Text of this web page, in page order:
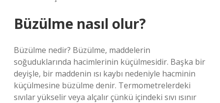
Büzülme nasıl olur?
Büzülme nedir? Büzülme, maddelerin
soğuduklarında hacimlerinin küçülmesidir. Başka bir
deyişle, bir maddenin ısı kaybı nedeniyle hacminin
küçülmesine büzülme denir. Termometrelerdeki
sıvılar yükselir veya alçalır çünkü içindeki sıvı ısınır